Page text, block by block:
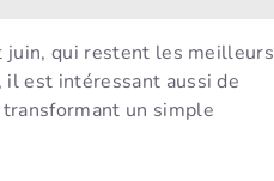
juin, qui restent les meilleurs
il est intéressant aussi de
un simple